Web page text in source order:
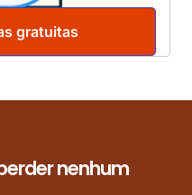
gratuitas
nenhum